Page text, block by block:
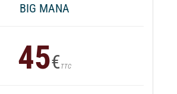
BIG MANA
45€ TTC